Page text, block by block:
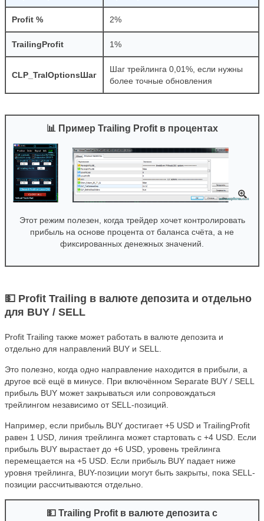
Profit % 2%
TrailingProfit 1%
CLP_TralOptionsШаг
Шаг трейлинга 0,01%, если нужны
более точные обновления
📊 Пример Trailing Profit в процентах
Этот режим полезен, когда трейдер хочет контролировать
прибыль на основе процента от баланса счёта, а не
фиксированных денежных значений.
💵 Profit Trailing в валюте депозита и отдельно
для BUY / SELL
Profit Trailing также может работать в валюте депозита и
отдельно для направлений BUY и SELL.
Это полезно, когда одно направление находится в прибыли, а
другое всё ещё в минусе. При включённом Separate BUY / SELL
прибыль BUY может закрываться или сопровождаться
трейлингом независимо от SELL-позиций.
Например, если прибыль BUY достигает +5 USD и TrailingProfit
равен 1 USD, линия трейлинга может стартовать с +4 USD. Если
прибыль BUY вырастает до +6 USD, уровень трейлинга
перемещается на +5 USD. Если прибыль BUY падает ниже
уровня трейлинга, BUY-позиции могут быть закрыты, пока SELL-
позиции рассчитываются отдельно.
💵 Trailing Profit в валюте депозита с